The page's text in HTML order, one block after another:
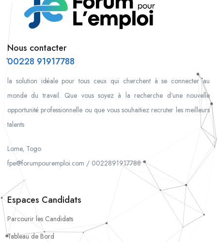
Nous contacter
00228 91917788
la solution idéale pour tous ceux qui cherchent à se connecter au
monde du travail. Que vous soyez à la recherche d’une nouvelle
opportunité professionnelle ou que vous souhaitiez recruter les meilleurs
talents
Lome, Togo
fpe@forumpouremploi.com / 0022891917788
Espaces Candidats
Parcourir les Candidats
Tableau de Bord